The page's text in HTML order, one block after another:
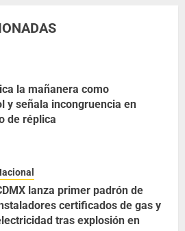
la mañanera como
y señala incongruencia en
de réplica
lanza primer padrón de
certificados de gas y
tras explosión en